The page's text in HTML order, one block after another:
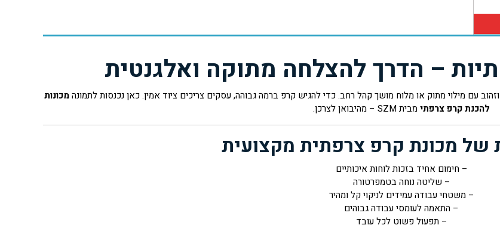
– הדרך להצלחה מתוקה ואלגנטית
עם מילוי מתוק או מלוח מושך קהל רחב. כדי להגיש קרפ ברמה גבוהה, עסקים צריכים ציוד אמין. כאן נכנסות לתמונהמכונות
להכנת קרפ צרפתימבית SZM – מהיבואן לצרכן.
של מכונת קרפ צרפתית מקצועית
– חימום אחיד בזכות לוחות איכותיים
– שליטה נוחה בטמפרטורה
– משטחי עבודה עמידים לניקוי קל ומהיר
– התאמה לעומסי עבודה גבוהים
– תפעול פשוט לכל עובד